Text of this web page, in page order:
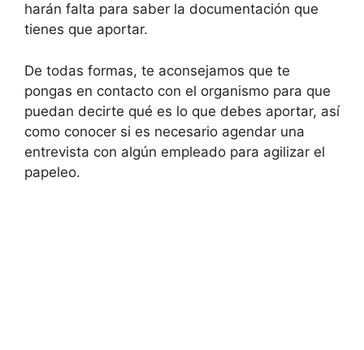
harán falta para saber la documentación que
tienes que aportar.
De todas formas, te aconsejamos que te
pongas en contacto con el organismo para que
puedan decirte qué es lo que debes aportar, así
como conocer si es necesario agendar una
entrevista con algún empleado para agilizar el
papeleo.